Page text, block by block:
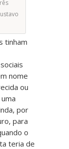
tinham
nome
ou
por
para
o
teria de